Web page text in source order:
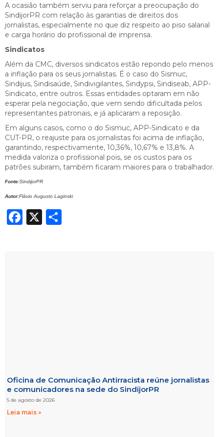
A ocasião também serviu para reforçar a preocupação do
SindijorPR com relação às garantias de direitos dos
jornalistas, especialmente no que diz respeito ao piso salarial
e carga horário do profissional de imprensa.
Sindicatos
Além da CMC, diversos sindicatos estão repondo pelo menos
a inflação para os seus jornalistas. É o caso do Sismuc,
Sindijus, Sindisaúde, Sindivigilantes, Sindypsi, Sindiseab, APP-
Sindicato, entre outros. Essas entidades optaram em não
esperar pela negociação, que vem sendo dificultada pelos
representantes patronais, e já aplicaram a reposição.
Em alguns casos, como o do Sismuc, APP-Sindicato e da
CUT-PR, o reajuste para os jornalistas foi acima de inflação,
garantindo, respectivamente, 10,36%, 10,67% e 13,8%. A
medida valoriza o profissional pois, se os custos para os
patrões subiram, também ficaram maiores para o trabalhador.
Fonte:SindijorPR
Autor:Flávio Augusto Laginski
Facebook
X
Oficina de Comunicação Antirracista reúne jornalistas
e comunicadores na sede do SindijorPR
5 de agosto de 2026
Leia mais »